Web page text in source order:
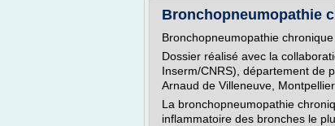
Bronchopneumopathie
Bronchopneumopathie
Dossier réalisé avec la
Inserm/CNRS), département de
Arnaud de Villeneuve,
La bronchopneumopathie
inflammatoire des bronches le